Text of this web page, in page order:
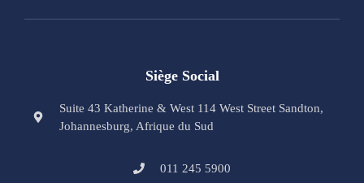
Siège Social
Suite 43 Katherine & West 114 West Street Sandton,
Johannesburg, Afrique du Sud
011 245 5900